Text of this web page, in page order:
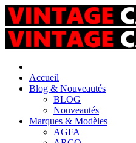
Accueil
Blog & Nouveautés
BLOG
Nouveautés
Marques & Modèles
AGFA